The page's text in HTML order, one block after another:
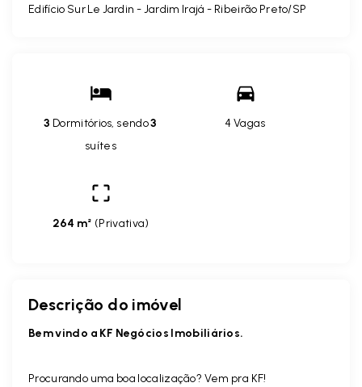
Edifício Sur Le Jardin -Jardim Irajá - Ribeirão Preto/SP
3 Dormitórios, sendo3
suítes
4 Vagas
264 m² (Privativa)
Descrição do imóvel
Bem vindo a KF Negócios Imobiliários.
Procurando uma boa localização? Vem pra KF!